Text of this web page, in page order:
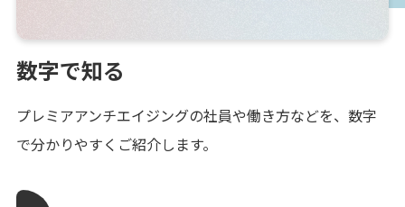
数字で知る
プレミアアンチエイジングの社員や働き方などを、数字
で分かりやすくご紹介します。